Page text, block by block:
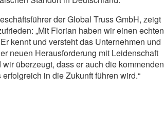
der Global Truss GmbH, zeigt
„Mit Florian haben wir einen echten
kennt und versteht das Unternehmen und
neuen Herausforderung mit Leidenschaft
überzeugt, dass er auch die kommenden
in die Zukunft führen wird.“